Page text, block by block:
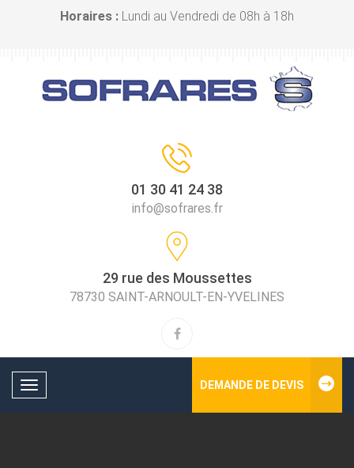
Horaires : Lundi au Vendredi de 08h à 18h
01 30 41 24 38
info@sofrares.fr
29 rue des Moussettes
78730 SAINT-ARNOULT-EN-YVELINES
Toggle
DEMANDE DE DEVIS